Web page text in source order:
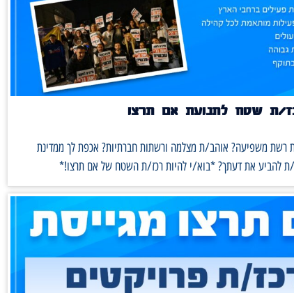
ת שטח לתנועת אם תרצו
רשת משפיעה? אוהב/ת מצלמה ורשתות חברתיות? אכפת לך ממדינת
ת להביע את דעתך? *בוא/י להיות רכז/ת השטח של אם תרצו!*